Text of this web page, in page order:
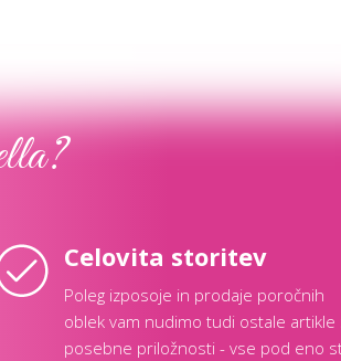
Celovita storitev
Poleg izposoje in prodaje poročnih
oblek vam nudimo tudi ostale artikle
posebne priložnosti - vse pod eno